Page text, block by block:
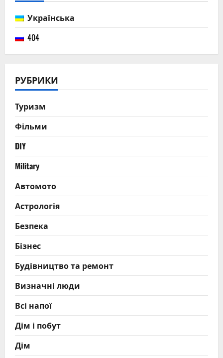
Українська
404
РУБРИКИ
Туризм
Фільми
DIY
Military
Автомото
Астрологія
Безпека
Бізнес
Будівництво та ремонт
Визначні люди
Всі напої
Дім і побут
Дім